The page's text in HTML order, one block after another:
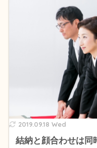
2019.09.18 Wed
結納と顔合わせは同